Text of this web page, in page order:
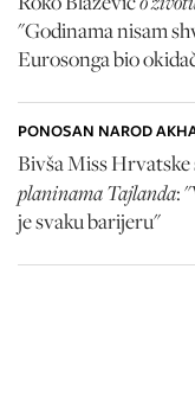
"Godinama nisam
Eurosonga bio
PONOSAN NAROD
Bivša Miss Hrvatske
planinama Tajlanda:
je svaku barijeru"